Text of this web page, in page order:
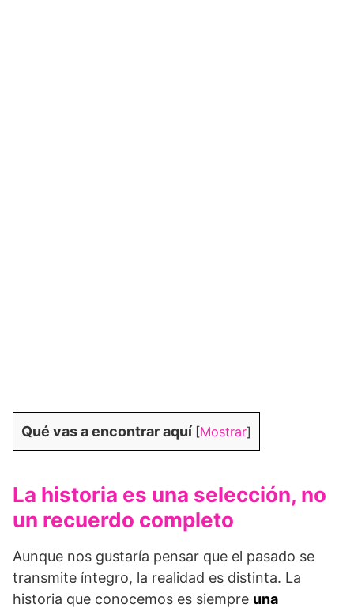
Qué vas a encontrar aquí [Mostrar]
La historia es una selección, no
un recuerdo completo
Aunque nos gustaría pensar que el pasado se
transmite íntegro, la realidad es distinta. La
historia que conocemos es siempre una